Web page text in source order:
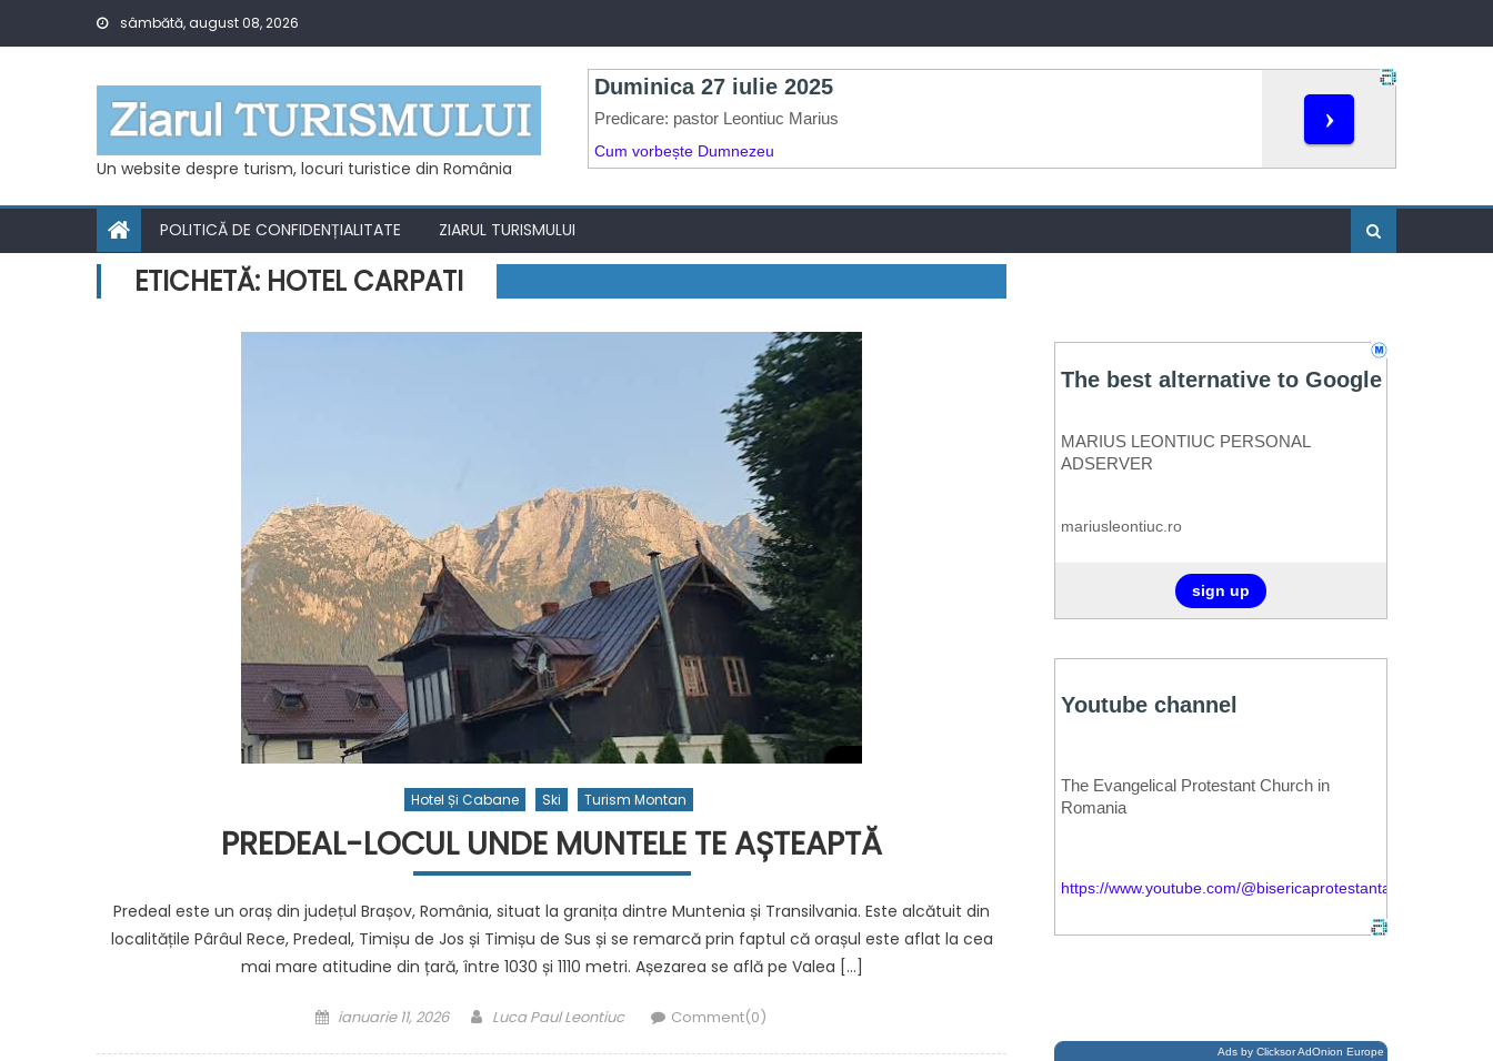
sâmbătă, august 08, 2026
Un website despre turism, locuri turistice din România
POLITICĂ DE CONFIDENȚIALITATE ZIARUL TURISMULUI
ETICHETĂ: HOTEL CARPATI
Hotel Și Cabane Ski Turism Montan
PREDEAL-LOCUL UNDE MUNTELE TE AȘTEAPTĂ
Predeal este un oraș din județul Brașov, România, situat la granița dintre Muntenia și Transilvania. Este alcătuit din
localitățile Pârâul Rece, Predeal, Timișu de Jos și Timișu de Sus și se remarcă prin faptul că orașul este aflat la cea
mai mare atitudine din țară, între 1030 și 1110 metri. Așezarea se află pe Valea […]
Posted
ianuarie 11, 2026 Author
Luca Paul Leontiuc Comment(0)